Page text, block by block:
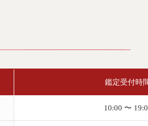
鑑定受付時
10:00 〜